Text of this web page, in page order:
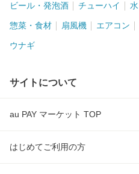
ビール・発泡酒 チューハイ 水
惣菜・食材 扇風機 エアコン
ウナギ
サイトについて
au PAY マーケット TOP
はじめてご利用の方